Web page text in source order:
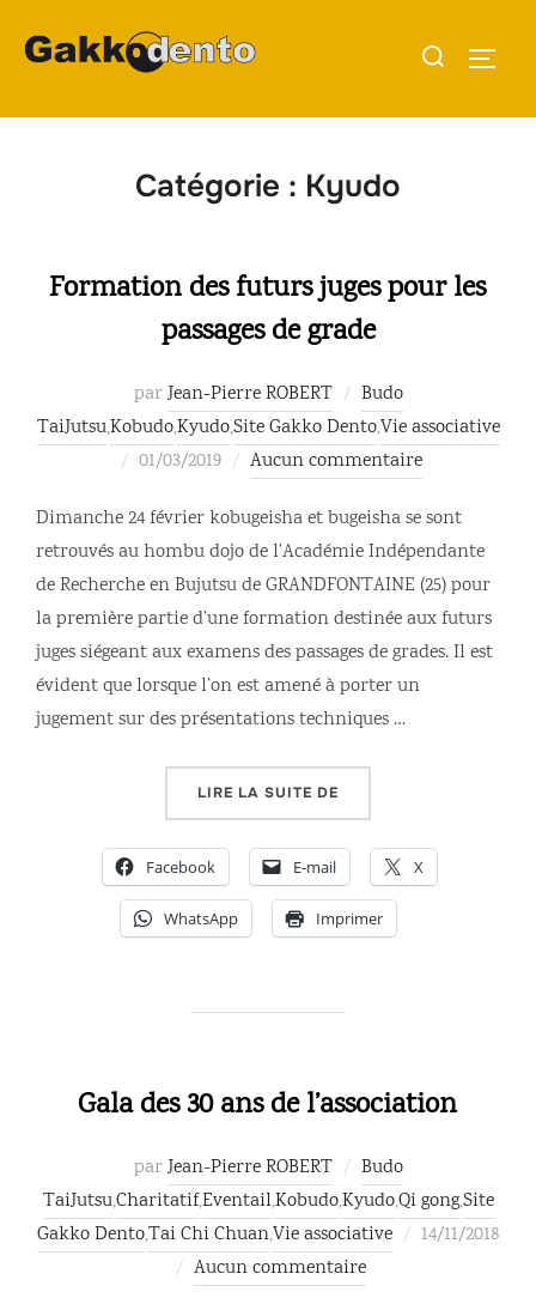
Rechercher :
Catégorie : Kyudo
Formation des futurs juges pour les
passages de grade
parJean-Pierre ROBERT
Budo
TaiJutsu,Kobudo,Kyudo,Site Gakko Dento,Vie associative
Publié
01/03/2019 Aucun commentaire
Dimanche 24 février kobugeisha et bugeisha se sont
retrouvés au hombu dojo de l’Académie Indépendante
de Recherche en Bujutsu de GRANDFONTAINE (25) pour
la première partie d’une formation destinée aux futurs
juges siégeant aux examens des passages de grades. Il est
évident que lorsque l’on est amené à porter un
jugement sur des présentations techniques …
LIRE LA SUITE DE
Facebook E-mail X
WhatsApp Imprimer
Gala des 30 ans de l’association
parJean-Pierre ROBERT
Budo
TaiJutsu,Charitatif,Eventail,Kobudo,Kyudo,Qi gong,Site
Gakko Dento,Tai Chi Chuan,Vie associative
Publié
14/11/2018
Aucun commentaire